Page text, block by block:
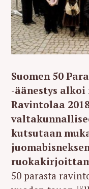
Suomen 50
-äänestys alkoi
Ravintolaa
kutsutaan
50 parasta